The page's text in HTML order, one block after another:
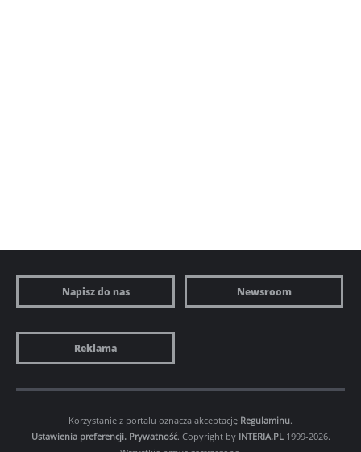
Napisz do nas Newsroom
Reklama
Korzystanie z portalu oznacza akceptację Regulaminu.
Ustawienia preferencji. Prywatność. Copyright by INTERIA.PL1999-2026.